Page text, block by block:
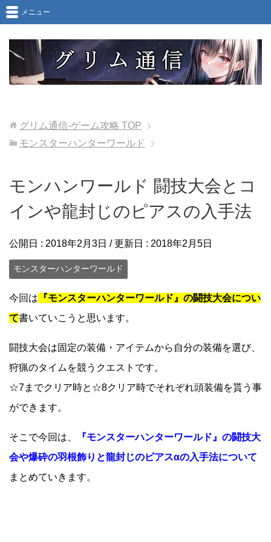
メニュー
グリム通信-ゲーム攻略 TOP
モンスターハンターワールド
モンハンワールド 闘技大会とコ
インや龍封じのピアスの入手法
公開日 : 2018年2月3日 / 更新日 : 2018年2月5日
モンスターハンターワールド
今回は 『モンスターハンターワールド』の闘技大会につい
て書いていこうと思います。
闘技大会は固定の装備・アイテムから自分の装備を選び、
狩猟のタイムを競うクエストです。
☆7までクリア時と☆8クリア時でそれぞれ頭装備を貰う事
ができます。
そこで今回は、
『モンスターハンターワールド』の闘技大
会や爆砕の羽根飾りと龍封じのピアスαの入手法について
まとめていきます。